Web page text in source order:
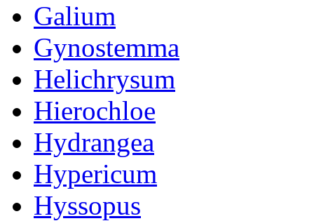
Galium
Gynostemma
Helichrysum
Hierochloe
Hydrangea
Hypericum
Hyssopus